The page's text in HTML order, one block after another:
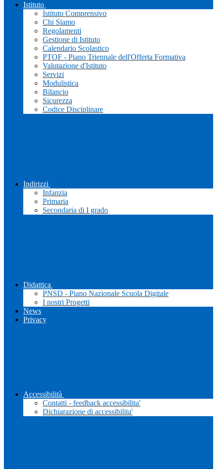
Istituto
Istituto Comprensivo
Chi Siamo
Regolamenti
Gestione di Istituto
Calendario Scolastico
PTOF - Piano Triennale dell'Offerta Formativa
Valutazione d'Istituto
Servizi
Modulistica
Bilancio
Sicurezza
Codice Disciplinare
Indirizzi
Infanzia
Primaria
Secondaria di I grado
Didattica
PNSD - Piano Nazionale Scuola Digitale
I nostri Progetti
News
Privacy
Accessibilità
Contatti - feedback accessibilita'
Dichiarazione di accessibilita'